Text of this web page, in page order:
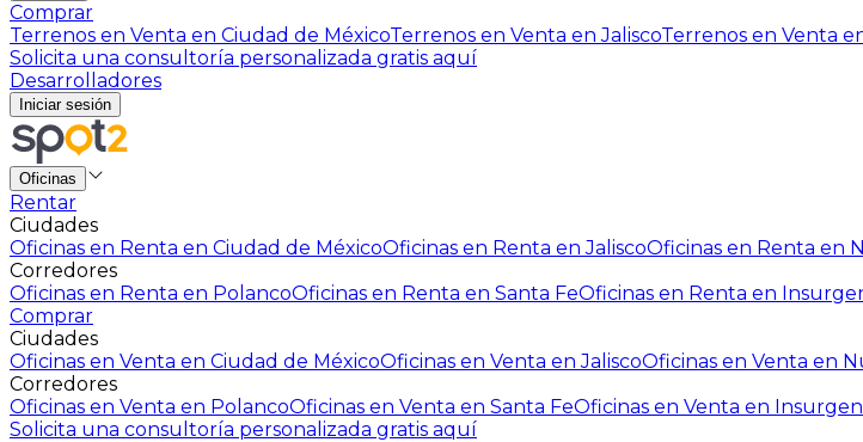
Comprar
Terrenos en Venta en Ciudad de MéxicoTerrenos en Venta en JaliscoTerrenos en Venta
Solicita una consultoría personalizada gratis aquí
Desarrolladores
Iniciar sesión
Oficinas
Rentar
Ciudades
Oficinas en Renta en Ciudad de MéxicoOficinas en Renta en JaliscoOficinas en Renta en
Corredores
Oficinas en Renta en PolancoOficinas en Renta en Santa FeOficinas en Renta en
Comprar
Ciudades
Oficinas en Venta en Ciudad de MéxicoOficinas en Venta en JaliscoOficinas en Venta en
Corredores
Oficinas en Venta en PolancoOficinas en Venta en Santa FeOficinas en Venta en
Solicita una consultoría personalizada gratis aquí